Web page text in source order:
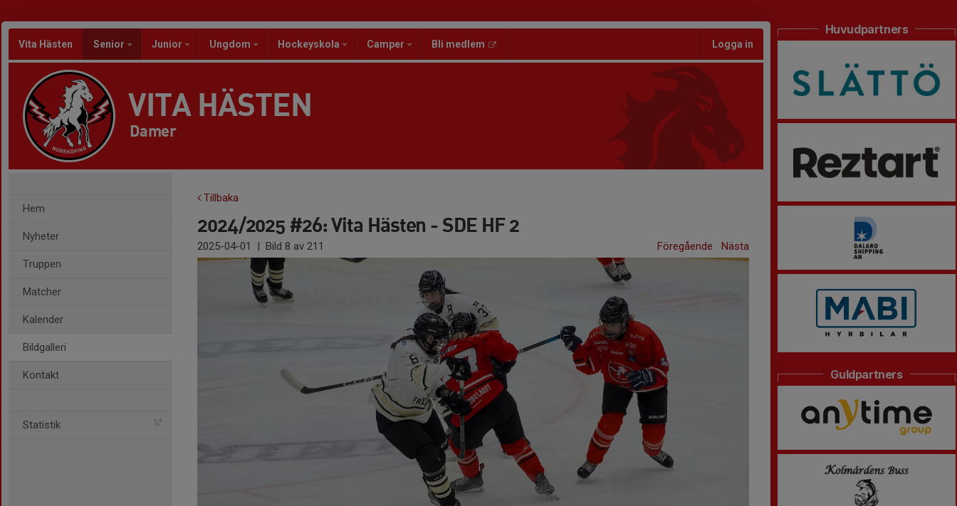
Vita Hästen Senior Junior Ungdom Hockeyskola Camper Bli medlem Logga in
VITA HÄSTEN
Damer
Hem
Nyheter
Truppen
Matcher
Kalender
Bildgalleri
Kontakt
Statistik
Tillbaka
2024/2025 #26: Vita Hästen - SDE HF 2
2025-04-01 | Bild 8 av 211 Föregående Nästa
Huvudpartners
Guldpartners